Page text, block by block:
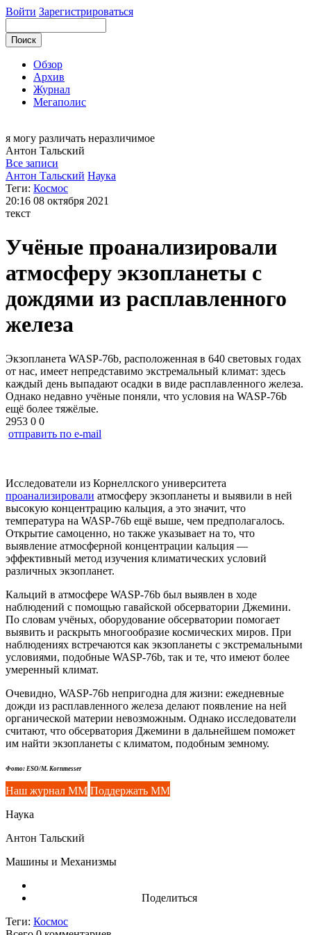
Войти Зарегистрироваться
Обзор
Архив
Журнал
Мегаполис
я могу различать неразличимое
Антон Тальский
Все записи
Антон Тальский Наука
Теги: Космос
20:16 08 октября 2021
текст
Учёные проанализировали
атмосферу экзопланеты с
дождями из расплавленного
железа
Экзопланета WASP-76b, расположенная в 640 световых годах
от нас, имеет непредставимо экстремальный климат: здесь
каждый день выпадают осадки в виде расплавленного железа.
Однако недавно учёные поняли, что условия на WASP-76b
ещё более тяжёлые.
2953 0 0
отправить по e-mail
Исследователи из Корнеллского университета
проанализировали атмосферу экзопланеты и выявили в ней
высокую концентрацию кальция, а это значит, что
температура на WASP-76b ещё выше, чем предполагалось.
Открытие самоценно, но также указывает на то, что
выявление атмосферной концентрации кальция —
эффективный метод изучения климатических условий
различных экзопланет.
Кальций в атмосфере WASP-76b был выявлен в ходе
наблюдений с помощью гавайской обсерватории Джемини.
По словам учёных, оборудование обсерватории помогает
выявить и раскрыть многообразие космических миров. При
наблюдениях встречаются как экзопланеты с экстремальными
условиями, подобные WASP-76b, так и те, что имеют более
умеренный климат.
Очевидно, WASP-76b непригодна для жизни: ежедневные
дожди из расплавленного железа делают появление на ней
органической материи невозможным. Однако исследователи
считают, что обсерватория Джемини в дальнейшем поможет
им найти экзопланеты с климатом, подобным земному.
Фото: ESO/M. Kornmesser
Наш журнал ММ Поддержать ММ
Наука
Антон Тальский
Машины и Механизмы
Поделиться
Теги: Космос